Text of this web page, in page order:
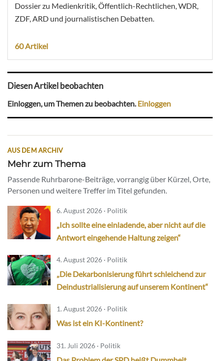
Dossier zu Medienkritik, Öffentlich-Rechtlichen, WDR,
ZDF, ARD und journalistischen Debatten.
60 Artikel
Diesen Artikel beobachten
Einloggen, um Themen zu beobachten.Einloggen
AUS DEM ARCHIV
Mehr zum Thema
Passende Ruhrbarone-Beiträge, vorrangig über Kürzel, Orte,
Personen und weitere Treffer im Titel gefunden.
6. August 2026 · Politik
„Ich sollte eine einladende, aber nicht auf die
Antwort eingehende Haltung zeigen“
4. August 2026 · Politik
„Die Dekarbonisierung führt schleichend zur
Deindustrialisierung auf unserem Kontinent“
1. August 2026 · Politik
Was ist ein KI-Kontinent?
31. Juli 2026 · Politik